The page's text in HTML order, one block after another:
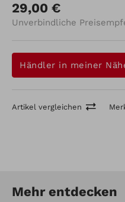
29,00 €
Unverbindliche
Händler in meiner
Artikel vergleichen
Combi Kit für
Mehr entdecken